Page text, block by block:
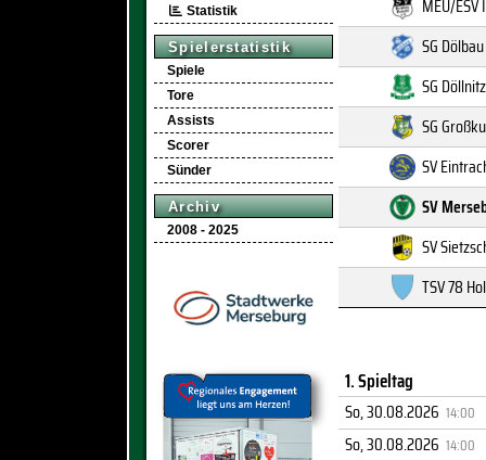
Statistik
Spielerstatistik
Spiele
Tore
Assists
Scorer
Sünder
Archiv
2008 - 2025
MEU/ESV
SG
SG
SG
SV
SV
SV
TSV 78
1. Spieltag
So, 30.08.2026 14:00
So, 30.08.2026 14:00